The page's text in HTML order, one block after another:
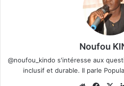
Noufou
@noufou_kindo s'intéresse aux
inclusif et durable. Il parle